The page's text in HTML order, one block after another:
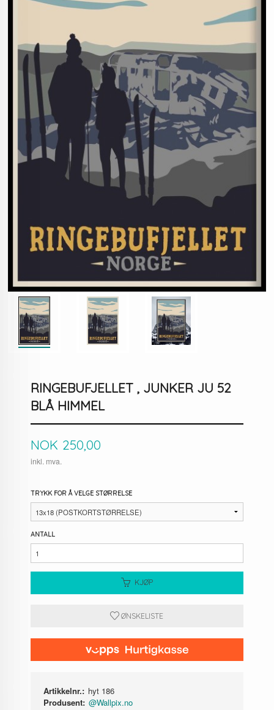
RINGEBUFJELLET , JUNKER JU 52
BLÅ HIMMEL
Pris
NOK 250,00
inkl. mva.
TRYKK FOR Å VELGE STØRRELSE
ANTALL
KJØP
ØNSKELISTE
Artikkelnr.: hyt 186
Produsent: @Wallpix.no